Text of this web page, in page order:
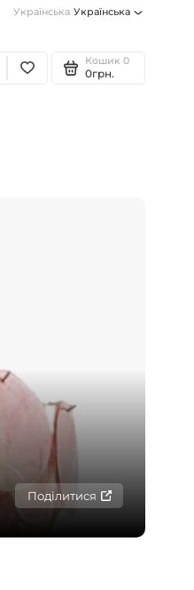
Українська Українська
Кошик 0
0грн.
Поділитися